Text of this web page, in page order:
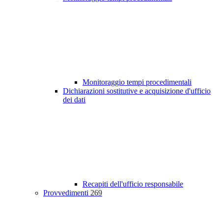
Monitoraggio tempi procedimentali
Dichiarazioni sostitutive e acquisizione d'ufficio
dei dati
Recapiti dell'ufficio responsabile
Provvedimenti 269